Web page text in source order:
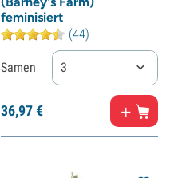
feminisiert
(44)
Samen 3
36,97€